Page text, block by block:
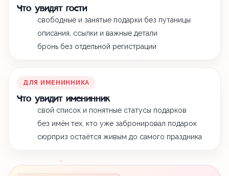
Что увидят гости
свободные и занятые подарки без путаницы
описания, ссылки и важные детали
бронь без отдельной регистрации
ДЛЯ ИМЕНИННИКА
Что увидит именинник
свой список и понятные статусы подарков
без имён тех, кто уже забронировал подарок
сюрприз остаётся живым до самого праздника